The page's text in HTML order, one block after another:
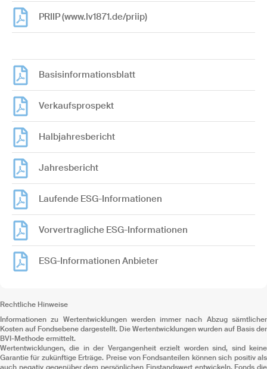
PRIIP (www.lv1871.de/priip)
Basisinformationsblatt
Verkaufsprospekt
Halbjahresbericht
Jahresbericht
Laufende ESG-Informationen
Vorvertragliche ESG-Informationen
ESG-Informationen Anbieter
Rechtliche Hinweise
Informationen zu Wertentwicklungen werden immer nach Abzug sämtlicher
Kosten auf Fondsebene dargestellt. Die Wertentwicklungen wurden auf Basis der
BVI-Methode ermittelt.
Wertentwicklungen, die in der Vergangenheit erzielt worden sind, sind keine
Garantie für zukünftige Erträge. Preise von Fondsanteilen können sich positiv als